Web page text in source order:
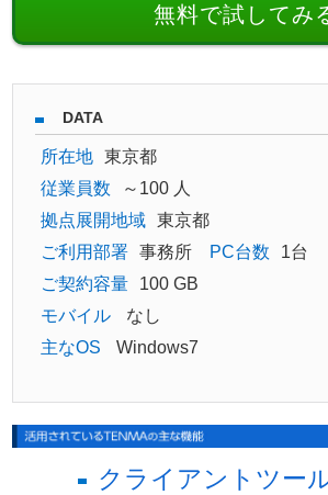
無料で試してみ
DATA
所在地
東京都
従業員数
～100 人
拠点展開地域
東京都
ご利用部署
事務所 PC台数
1台
ご契約容量
100 GB
モバイル
なし
主なOS
Windows7
クライアントツー